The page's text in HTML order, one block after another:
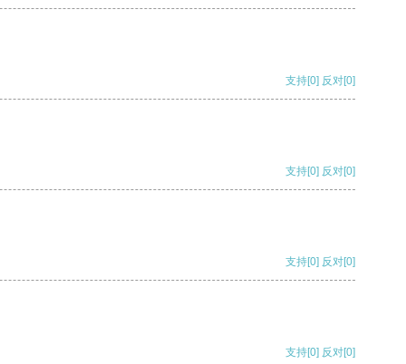
支持[0] 反对[0]
支持[0] 反对[0]
支持[0] 反对[0]
支持[0] 反对[0]